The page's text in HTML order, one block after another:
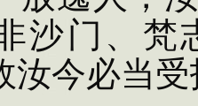
沙门、梵
汝今必当